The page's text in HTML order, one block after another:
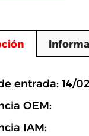
entrada: 14/
OEM:
IAM: